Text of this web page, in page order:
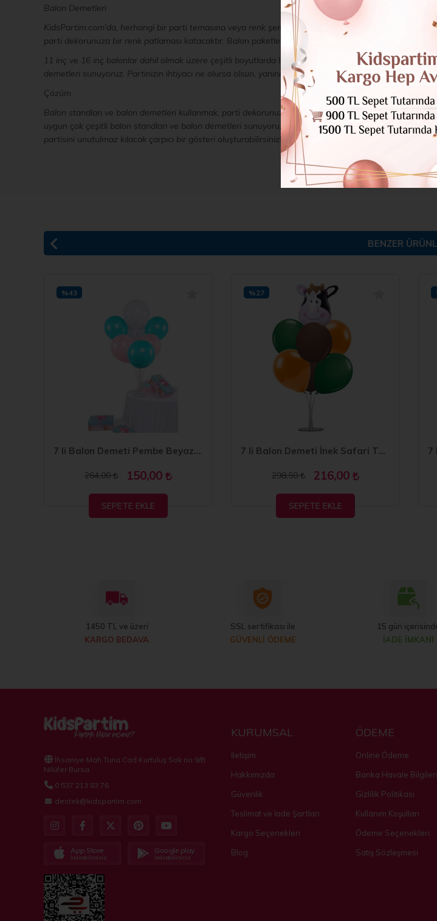
Balon Demetleri
KidsPartim.com'da, herhangi bir parti temasına veya renk şemasına uygun bir dizi balon demeti
parti dekorunuza bir renk patlaması katacaktır. Balon paketlerimizle, ihtiyacınız olan her şeyi tek
11 inç ve 16 inç balonlar dahil olmak üzere çeşitli boyutlarda lateks balon demetleri sunuyoruz.
demetleri sunuyoruz. Partinizin ihtiyacı ne olursa olsun, yanınızdayız!
Çözüm
Balon standları ve balon demetleri kullanmak, parti dekorunuza biraz eğlence ve renk katmanın
uygun çok çeşitli balon standları ve balon demetleri sunuyoruz. Kullanımı kolay balon stantlarımız
partisini unutulmaz kılacak çarpıcı bir gösteri oluşturabilirsiniz!
BENZER
7 li Balon Demeti Pembe Beyaz Mint Yeşili Balon
264,00 150,00
%43
SEPETE EKLE
7 li Balon Demeti İnek Safari Temalı Balon
298,50 216,00
%27
SEPETE EKLE
1450 TL ve üzeri
KARGO BEDAVA
SSL sertifikası ile
GÜVENLİ ÖDEME
15 gün
İADE İMKANI
İhsaniye Mah Tuna Cad Kurtuluş Sok no:9/B
Nilüfer Bursa
0 537 213 83 76
destek@kidspartim.com
App Store
İndirebilirsiniz
Google play
İndirebilirsiniz
KURUMSAL
İletişim
Hakkımızda
Güvenlik
Teslimat ve İade Şartları
Kargo Seçenekleri
Blog
ÖDEME
Online Ödeme
Banka Havale Bilgileri
Gizlilik Politikası
Kullanım Koşulları
Ödeme Seçenekleri
Satış Sözleşmesi